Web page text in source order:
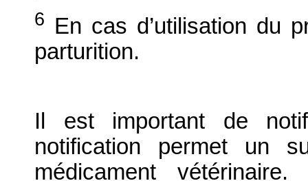
6 En cas d’utilisation du
parturition.
Il est important de
notification permet un
médicament